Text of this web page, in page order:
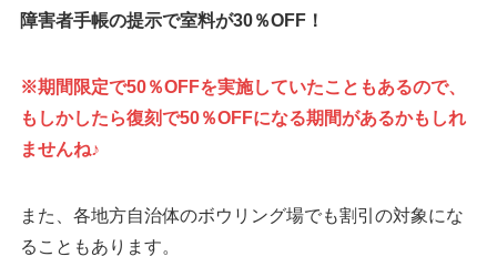
障害者手帳の提示で室料が30％OFF！
※期間限定で50％OFFを実施していたこともあるので、
もしかしたら復刻で50％OFFになる期間があるかもしれ
ませんね♪
また、各地方自治体のボウリング場でも割引の対象にな
ることもあります。